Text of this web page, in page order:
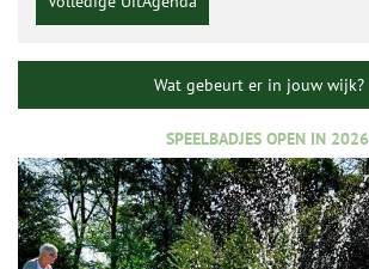
Wat gebeurt er in jouw wijk?
SPEELBADJES OPEN IN 2026